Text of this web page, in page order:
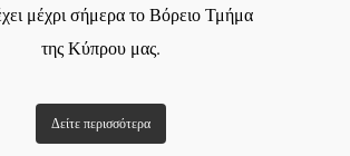
μέχρι σήμερα το Βόρειο Τμήμα
της Κύπρου μας.
Δείτε περισσότερα